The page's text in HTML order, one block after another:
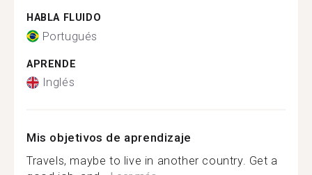
HABLA FLUIDO
Portugués
APRENDE
Inglés
Mis objetivos de aprendizaje
Travels, maybe to live in another country. Get a